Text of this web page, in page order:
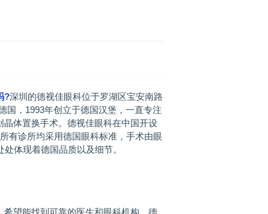
?深圳的德视佳眼科位于罗湖区宝安南路
国，1993年创立于德国汉堡，一直专注
体置换手术。德视佳眼科在中国开设
有诊所均采用德国眼科标准，手术由眼
体现着德国品质以及细节。
望能找到可靠的医生和眼科机构。德